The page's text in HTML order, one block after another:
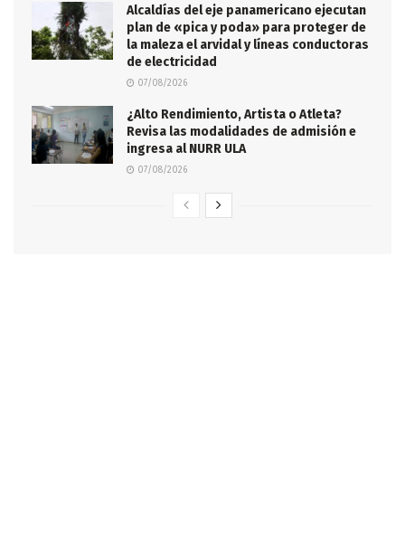
Alcaldías del eje panamericano ejecutan
plan de «pica y poda» para proteger de
la maleza el arvidal y líneas conductoras
de electricidad
07/08/2026
¿Alto Rendimiento, Artista o Atleta?
Revisa las modalidades de admisión e
ingresa al NURR ULA
07/08/2026